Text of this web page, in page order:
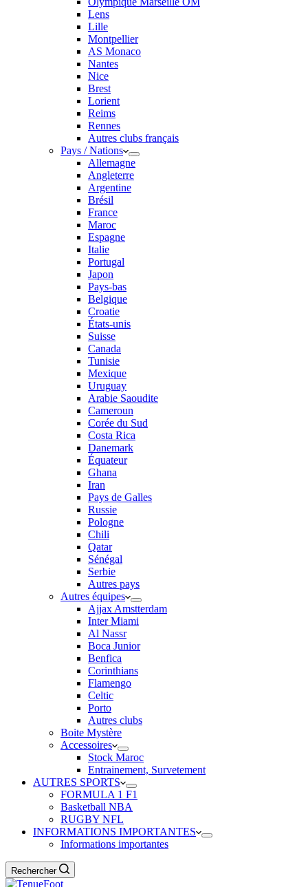
Lens
Lille
Montpellier
AS Monaco
Nantes
Nice
Brest
Lorient
Reims
Rennes
Autres clubs français
Pays / Nations
Allemagne
Angleterre
Argentine
Brésil
France
Maroc
Espagne
Italie
Portugal
Japon
Pays-bas
Belgique
Croatie
États-unis
Suisse
Canada
Tunisie
Mexique
Uruguay
Arabie Saoudite
Cameroun
Corée du Sud
Costa Rica
Danemark
Équateur
Ghana
Iran
Pays de Galles
Russie
Pologne
Chili
Qatar
Sénégal
Serbie
Autres pays
Autres équipes
Ajjax Amstterdam
Inter Miami
Al Nassr
Boca Junior
Benfica
Corinthians
Flamengo
Celtic
Porto
Autres clubs
Boite Mystère
Accessoires
Stock Maroc
Entrainement, Survetement
AUTRES SPORTS
FORMULA 1 F1
Basketball NBA
RUGBY NFL
INFORMATIONS IMPORTANTES
Informations importantes
Rechercher